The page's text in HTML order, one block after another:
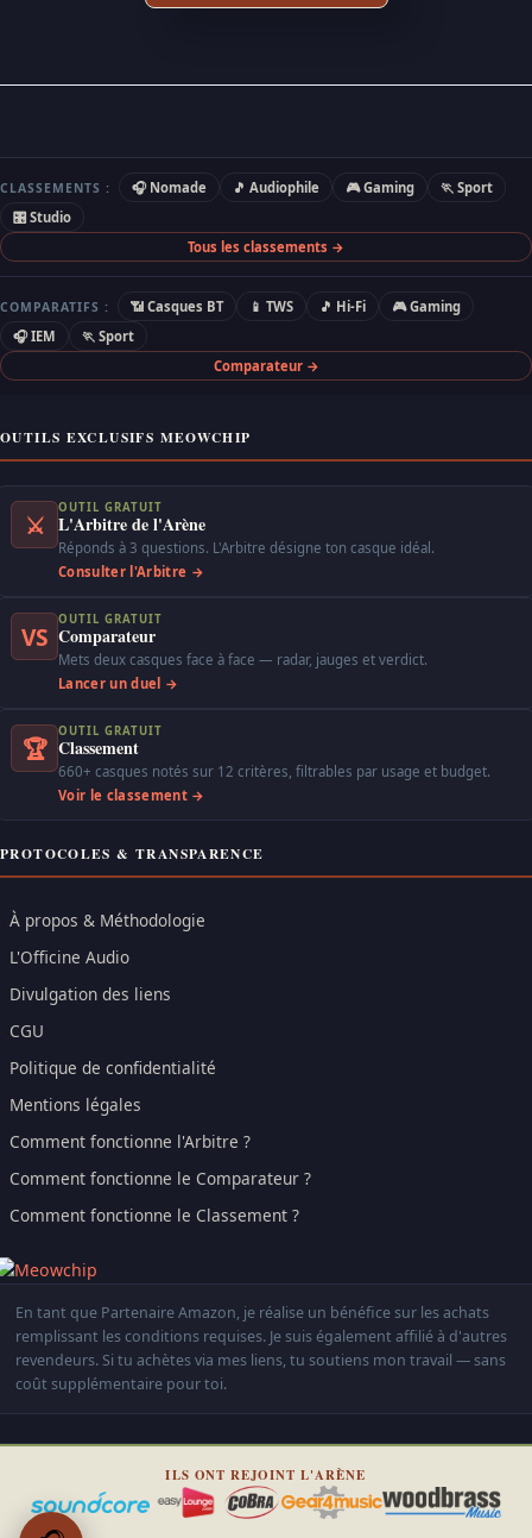
CLASSEMENTS : 🎧 Nomade 🎵 Audiophile 🎮 Gaming
🏃 Sport
🎛 Studio
Tous les classements →
COMPARATIFS : 📶 Casques BT 📱 TWS 🎵 Hi-Fi
🎮 Gaming
🎧 IEM
🏃 Sport
Comparateur →
OUTILS EXCLUSIFS MEOWCHIP
⚔
OUTIL GRATUIT
L'Arbitre de l'Arène
Réponds à 3 questions. L'Arbitre désigne ton casque idéal.
Consulter l'Arbitre →
VS
OUTIL GRATUIT
Comparateur
Mets deux casques face à face — radar, jauges et verdict.
Lancer un duel →
🏆
OUTIL GRATUIT
Classement
660+ casques notés sur 12 critères, filtrables par usage et budget.
Voir le classement →
PROTOCOLES & TRANSPARENCE
À propos & Méthodologie
L'Officine Audio
Divulgation des liens
CGU
Politique de confidentialité
Mentions légales
Comment fonctionne l'Arbitre ?
Comment fonctionne le Comparateur ?
Comment fonctionne le Classement ?
En tant que Partenaire Amazon, je réalise un bénéfice sur les achats
remplissant les conditions requises. Je suis également affilié à d'autres
revendeurs. Si tu achètes via mes liens, tu soutiens mon travail — sans
coût supplémentaire pour toi.
ILS ONT REJOINT L'ARÈNE